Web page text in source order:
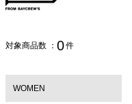
対象商品数 ： 0件
WOMEN